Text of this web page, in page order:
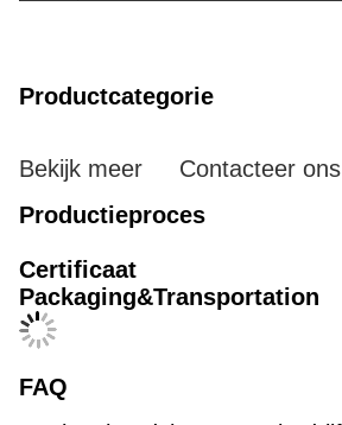
Productcategorie
Bekijk meer Contacteer ons
Productieproces
Certificaat
Packaging&Transportation
FAQ